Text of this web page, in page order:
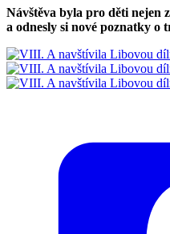
Návštěva byla pro děti nejen
a odnesly si nové poznatky o